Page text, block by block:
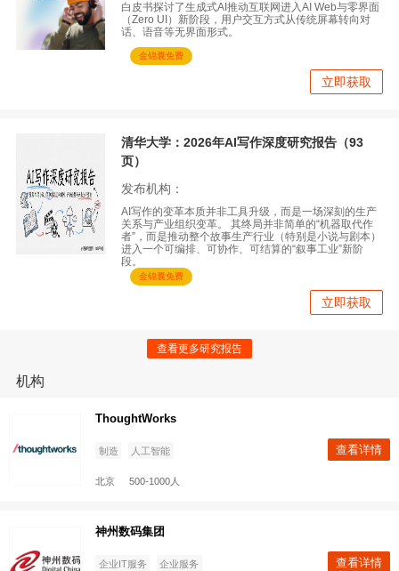
白皮书探讨了生成式AI推动互联网进入AI Web与零界面
（Zero UI）新阶段，用户交互方式从传统屏幕转向对
话、语音等无界面形式。
金锦囊免费
立即获取
清华大学：2026年AI写作深度研究报告（93
页）
发布机构：
AI写作的变革本质并非工具升级，而是一场深刻的生产
关系与产业组织变革。 其终局并非简单的“机器取代作
者”，而是推动整个故事生产行业（特别是小说与剧本）
进入一个可编排、可协作、可结算的“叙事工业”新阶
段。
金锦囊免费
立即获取
查看更多研究报告
机构